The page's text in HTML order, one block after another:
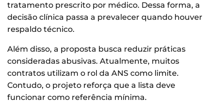
tratamento prescrito por médico. Dessa forma, a
decisão clínica passa a prevalecer quando houver
respaldo técnico.
Além disso, a proposta busca reduzir práticas
consideradas abusivas. Atualmente, muitos
contratos utilizam o rol da ANS como limite.
Contudo, o projeto reforça que a lista deve
funcionar como referência mínima.